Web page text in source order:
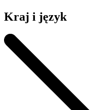
Kraj i język